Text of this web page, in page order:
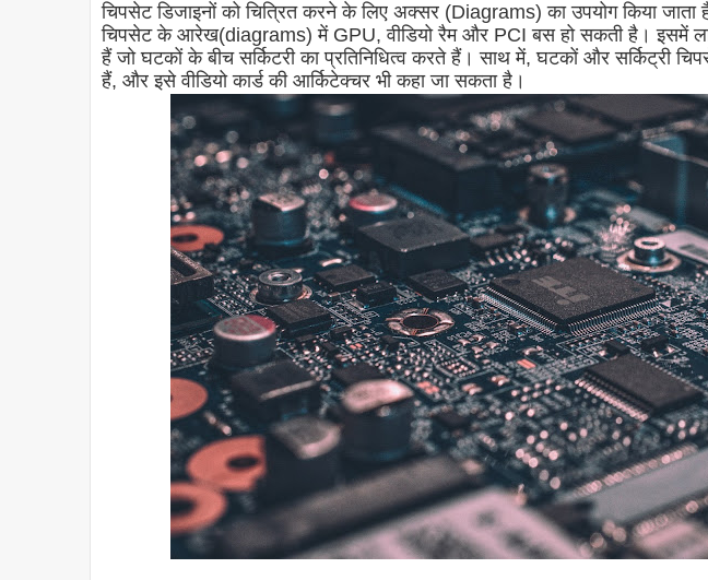
चिपसेट डिजाइनों को चित्रित करने के लिए अक्सर (Diagrams) का उपयोग किया जाता
चिपसेट के आरेख(diagrams) में GPU, वीडियो रैम और PCI बस हो सकती है। इसमें
हैं जो घटकों के बीच सर्किटरी का प्रतिनिधित्व करते हैं। साथ में, घटकों और सर्किट्री
हैं, और इसे वीडियो कार्ड की आर्किटेक्चर भी कहा जा सकता है।